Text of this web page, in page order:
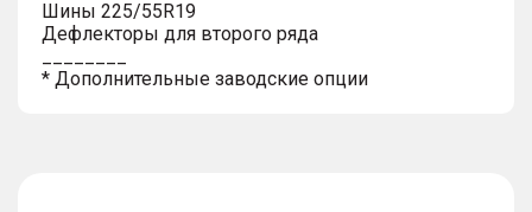
Шины 225/55R19
Дефлекторы для второго ряда
* Дополнительные заводские опции